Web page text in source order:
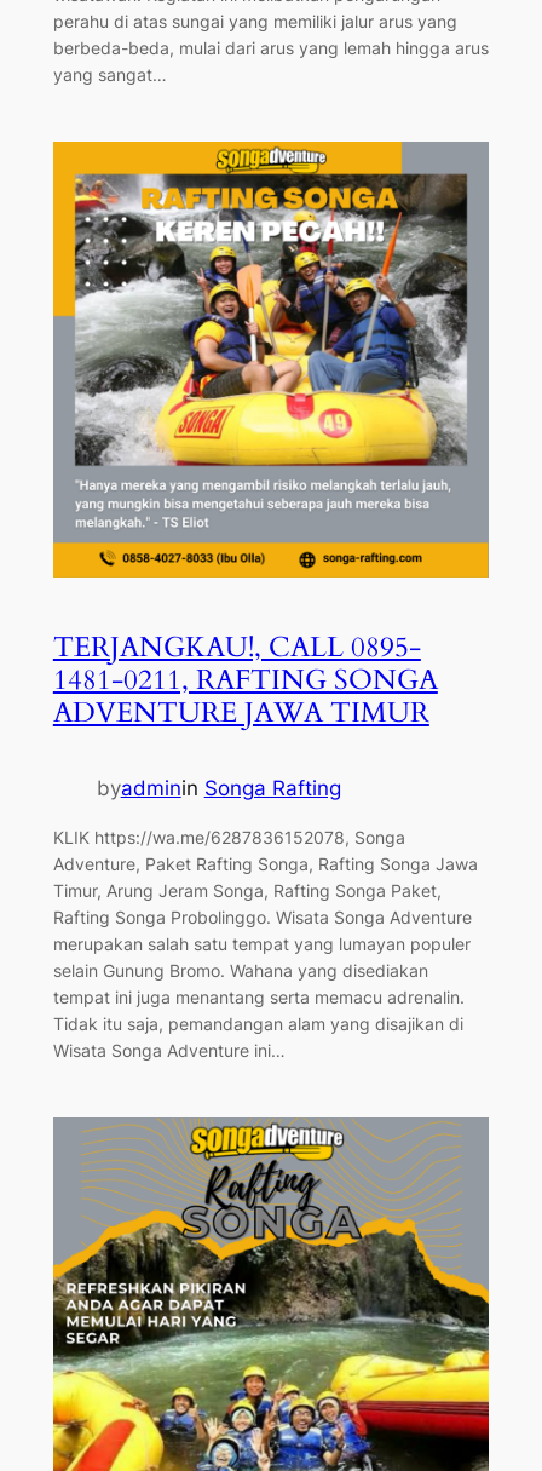
perahu di atas sungai yang memiliki jalur arus yang
berbeda-beda, mulai dari arus yang lemah hingga arus
yang sangat…
TERJANGKAU!, CALL 0895-
1481-0211, RAFTING SONGA
ADVENTURE JAWA TIMUR
byadminin Songa Rafting
KLIK https://wa.me/6287836152078, Songa
Adventure, Paket Rafting Songa, Rafting Songa Jawa
Timur, Arung Jeram Songa, Rafting Songa Paket,
Rafting Songa Probolinggo. Wisata Songa Adventure
merupakan salah satu tempat yang lumayan populer
selain Gunung Bromo. Wahana yang disediakan
tempat ini juga menantang serta memacu adrenalin.
Tidak itu saja, pemandangan alam yang disajikan di
Wisata Songa Adventure ini…